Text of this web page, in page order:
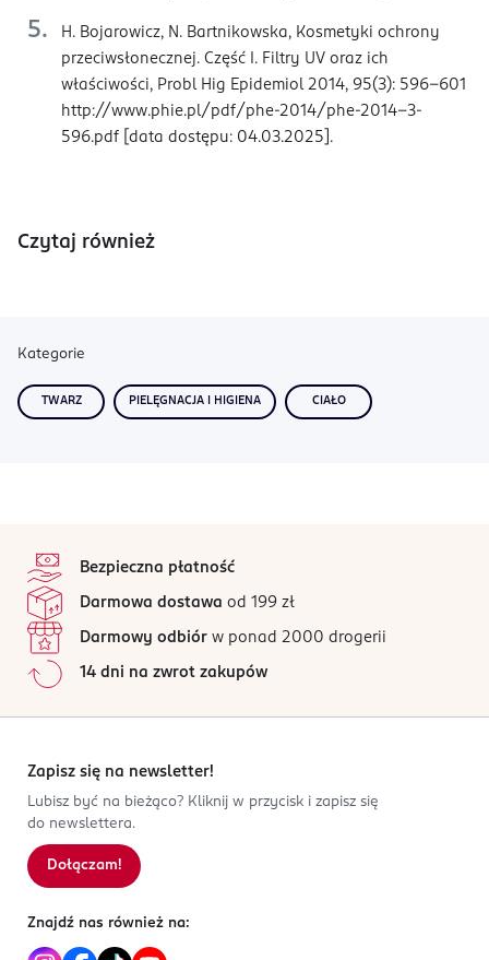
H. Bojarowicz, N. Bartnikowska, Kosmetyki ochrony
przeciwsłonecznej. Część I. Filtry UV oraz ich
właściwości, Probl Hig Epidemiol 2014, 95(3): 596-601
http://www.phie.pl/pdf/phe-2014/phe-2014-3-
596.pdf [data dostępu: 04.03.2025].
Czytaj również
Kategorie
TWARZ PIELĘGNACJA I HIGIENA CIAŁO
Bezpieczna płatność
Darmowa dostawa od 199 zł
Darmowy odbiór w ponad 2000 drogerii
14 dni na zwrot zakupów
Zapisz się na newsletter!
Lubisz być na bieżąco? Kliknij w przycisk i zapisz się
do newslettera.
Dołączam!
Znajdź nas również na: